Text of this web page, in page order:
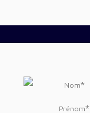
Nom*
Prénom*